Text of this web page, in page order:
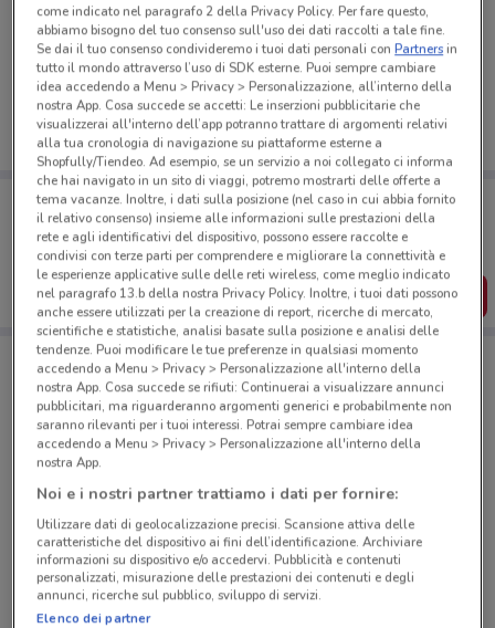
Ci dispiace, al momento non abbiamo pubblicato
volantini nella tua zona. Riprova più tardi.
Porta DoveConviene sempre con te!
Puoi trovare le migliori offerte dei negozi vicino a te,
salvarle e creare la tua lista del risparmio, comodamente
dal tuo cellulare.
SCARICA L’APP
Negozi Eurospin a Favaro Veneto
© MapTiler © OpenStreetMap contributors
Via Andersen, 8/10/12 Roma
4.3 km
APERTO
come indicato nel paragrafo 2 della Privacy Policy. Per fare questo,
abbiamo bisogno del tuo consenso sull'uso dei dati raccolti a tale fine.
Se dai il tuo consenso condivideremo i tuoi dati personali conPartnersin
tutto il mondo attraverso l’uso di SDK esterne. Puoi sempre cambiare
idea accedendo a Menu > Privacy > Personalizzazione, all’interno della
nostra App. Cosa succede se accetti: Le inserzioni pubblicitarie che
visualizzerai all'interno dell’app potranno trattare di argomenti relativi
alla tua cronologia di navigazione su piattaforme esterne a
Shopfully/Tiendeo. Ad esempio, se un servizio a noi collegato ci informa
che hai navigato in un sito di viaggi, potremo mostrarti delle offerte a
tema vacanze. Inoltre, i dati sulla posizione (nel caso in cui abbia fornito
il relativo consenso) insieme alle informazioni sulle prestazioni della
rete e agli identificativi del dispositivo, possono essere raccolte e
condivisi con terze parti per comprendere e migliorare la connettività e
le esperienze applicative sulle delle reti wireless, come meglio indicato
nel paragrafo 13.b della nostra Privacy Policy. Inoltre, i tuoi dati possono
anche essere utilizzati per la creazione di report, ricerche di mercato,
scientifiche e statistiche, analisi basate sulla posizione e analisi delle
tendenze. Puoi modificare le tue preferenze in qualsiasi momento
accedendo a Menu > Privacy > Personalizzazione all'interno della
nostra App. Cosa succede se rifiuti: Continuerai a visualizzare annunci
pubblicitari, ma riguarderanno argomenti generici e probabilmente non
saranno rilevanti per i tuoi interessi. Potrai sempre cambiare idea
accedendo a Menu > Privacy > Personalizzazione all'interno della
nostra App.
Noi e i nostri partner trattiamo i dati per fornire:
Utilizzare dati di geolocalizzazione precisi. Scansione attiva delle
caratteristiche del dispositivo ai fini dell’identificazione. Archiviare
informazioni su dispositivo e/o accedervi. Pubblicità e contenuti
personalizzati, misurazione delle prestazioni dei contenuti e degli
annunci, ricerche sul pubblico, sviluppo di servizi.
Elenco dei partner